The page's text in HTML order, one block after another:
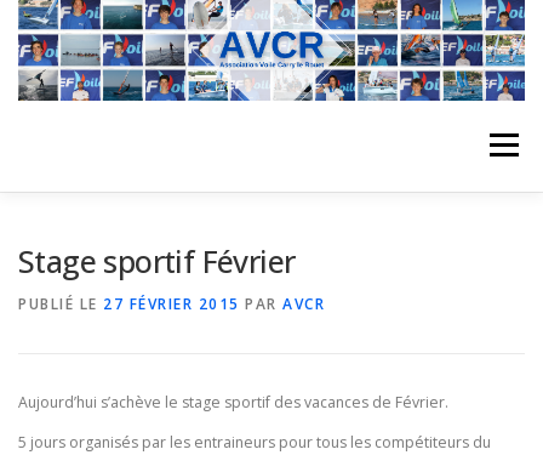
Aller
contenu
Menu
Stage sportif Février
PUBLIÉ LE 27 FÉVRIER 2015 PAR AVCR
Aujourd’hui s’achève le stage sportif des vacances de Février.
5 jours organisés par les entraineurs pour tous les compétiteurs du